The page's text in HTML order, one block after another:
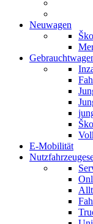
Neuwagen
E-Mobilität